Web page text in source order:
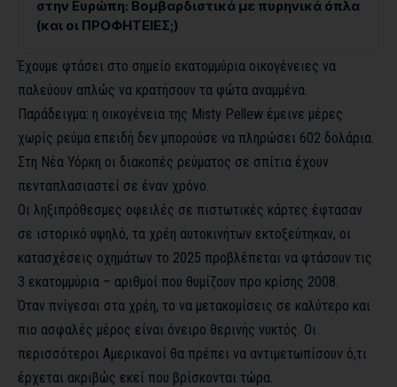
στην Ευρώπη: Βομβαρδιστικά με πυρηνικά όπλα
(και οι ΠΡΟΦΗΤΕΙΕΣ;)
Έχουμε φτάσει στο σημείο εκατομμύρια οικογένειες να
παλεύουν απλώς να κρατήσουν τα φώτα αναμμένα.
Παράδειγμα: η οικογένεια της Misty Pellew έμεινε μέρες
χωρίς ρεύμα επειδή δεν μπορούσε να πληρώσει 602 δολάρια.
Στη Νέα Υόρκη οι διακοπές ρεύματος σε σπίτια έχουν
πενταπλασιαστεί σε έναν χρόνο.
Οι ληξιπρόθεσμες οφειλές σε πιστωτικές κάρτες έφτασαν
σε ιστορικό υψηλό, τα χρέη αυτοκινήτων εκτοξεύτηκαν, οι
κατασχέσεις οχημάτων το 2025 προβλέπεται να φτάσουν τις
3 εκατομμύρια – αριθμοί που θυμίζουν προ κρίσης 2008.
Όταν πνίγεσαι στα χρέη, το να μετακομίσεις σε καλύτερο και
πιο ασφαλές μέρος είναι όνειρο θερινής νυκτός. Οι
περισσότεροι Αμερικανοί θα πρέπει να αντιμετωπίσουν ό,τι
έρχεται ακριβώς εκεί που βρίσκονται τώρα.